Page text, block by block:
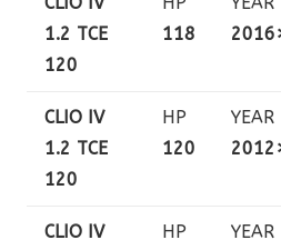
1.2 TCE
120
118
CLIO IV
1.2 TCE
120
HP
120
YEAR
CLIO IV
HP
YEAR